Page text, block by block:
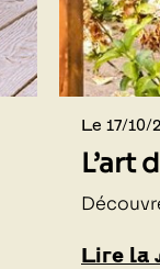
Le 17/10/
L’art
Lire la